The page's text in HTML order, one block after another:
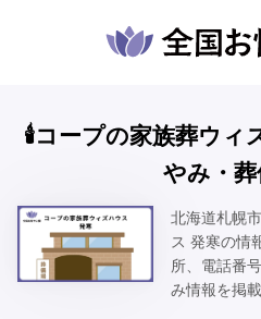
🕯️コープの家族葬ウィ
やみ・葬
北海道札幌
ス 発寒の情
所、電話番
み情報を掲